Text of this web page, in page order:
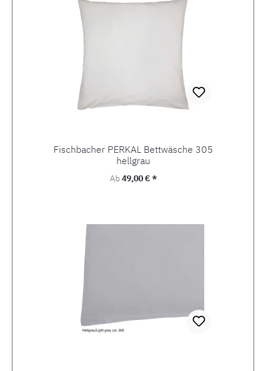
Fischbacher PERKAL Bettwäsche 305
hellgrau
Regulärer Preis:
Ab49,00 € *